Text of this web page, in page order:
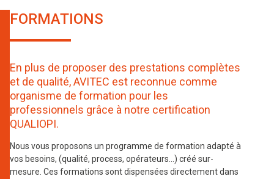
FORMATIONS
En plus de proposer des prestations complètes
et de qualité, AVITEC est reconnue comme
organisme de formation pour les
professionnels grâce à notre certification
QUALIOPI.
Nous vous proposons un programme de formation adapté à
vos besoins, (qualité, process, opérateurs…) créé sur-
mesure. Ces formations sont dispensées directement dans